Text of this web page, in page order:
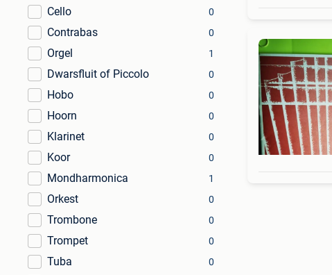
Cello 0
Contrabas 0
Orgel 1
Dwarsfluit of Piccolo 0
Hobo 0
Hoorn 0
Klarinet 0
Koor 0
Mondharmonica 1
Orkest 0
Trombone 0
Trompet 0
Tuba 0